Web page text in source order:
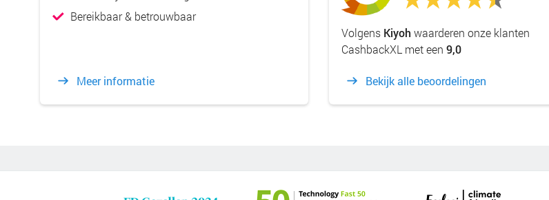
Bereikbaar & betrouwbaar
Meer informatie
Volgens Kiyoh waarderen onze klanten
CashbackXL met een9,0
Bekijk alle beoordelingen